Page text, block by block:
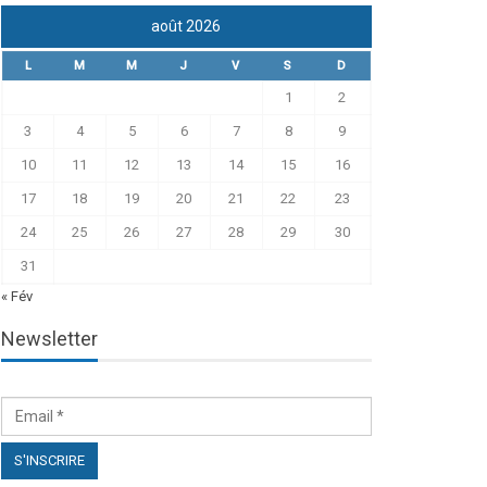
août 2026
L M M J V S D
1 2
3 4 5 6 7 8 9
10 11 12 13 14 15 16
17 18 19 20 21 22 23
24 25 26 27 28 29 30
31
« Fév
Newsletter